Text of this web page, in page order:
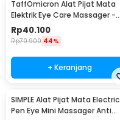
TaffOmicron Alat Pijat Mata
Elektrik Eye Care Massager -
XTK-018
Rp40.100
Rp70.900 44%
+ Keranjang
SIMPLE Alat Pijat Mata Electric
Pen Eye Mini Massager Anti